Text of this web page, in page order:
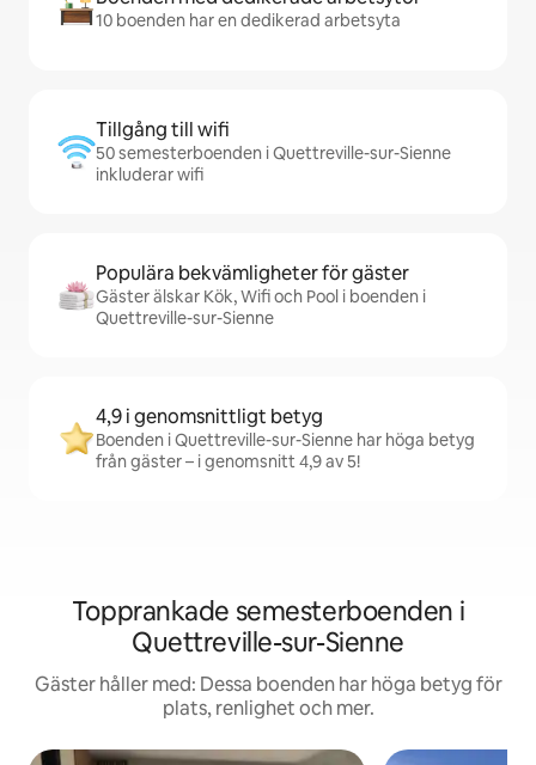
10 boenden har en dedikerad arbetsyta
Tillgång till wifi
50 semesterboenden i Quettreville-sur-Sienne
inkluderar wifi
Populära bekvämligheter för gäster
Gäster älskar Kök, Wifi och Pool i boenden i
Quettreville-sur-Sienne
4,9 i genomsnittligt betyg
Boenden i Quettreville-sur-Sienne har höga betyg
från gäster – i genomsnitt 4,9 av 5!
Topprankade semesterboenden i
Quettreville-sur-Sienne
Gäster håller med: Dessa boenden har höga betyg för
plats, renlighet och mer.